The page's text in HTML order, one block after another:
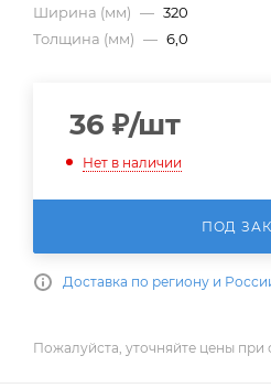
Ширина (мм) — 320
Толщина (мм) — 6,0
36 ₽/шт
Нет в наличии
ПОД
Доставка по региону и
Пожалуйста, уточняйте цены при